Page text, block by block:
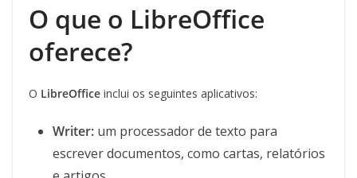
O que o LibreOffice
oferece?
O LibreOffice inclui os seguintes aplicativos:
Writer: um processador de texto para
escrever documentos, como cartas, relatórios